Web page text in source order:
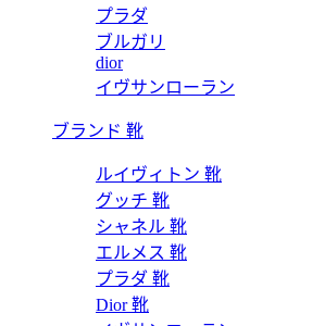
プラダ
ブルガリ
dior
イヴサンローラン
ブランド 靴
ルイヴィトン 靴
グッチ 靴
シャネル 靴
エルメス 靴
プラダ 靴
Dior 靴